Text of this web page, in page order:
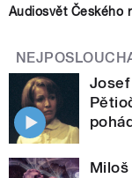
Audiosvět Českého